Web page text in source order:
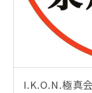
I.K.O.N.極真